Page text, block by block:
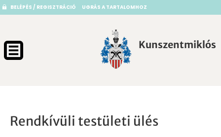
BELÉPÉS / REGISZTRÁCIÓ UGRÁS A TARTALOMHOZ
Kunszentmiklós
Rendkívüli testületi ülés